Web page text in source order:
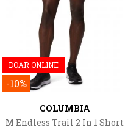
DOAR ONLINE
-10%
COLUMBIA
M Endless Trail 2 In 1 Short